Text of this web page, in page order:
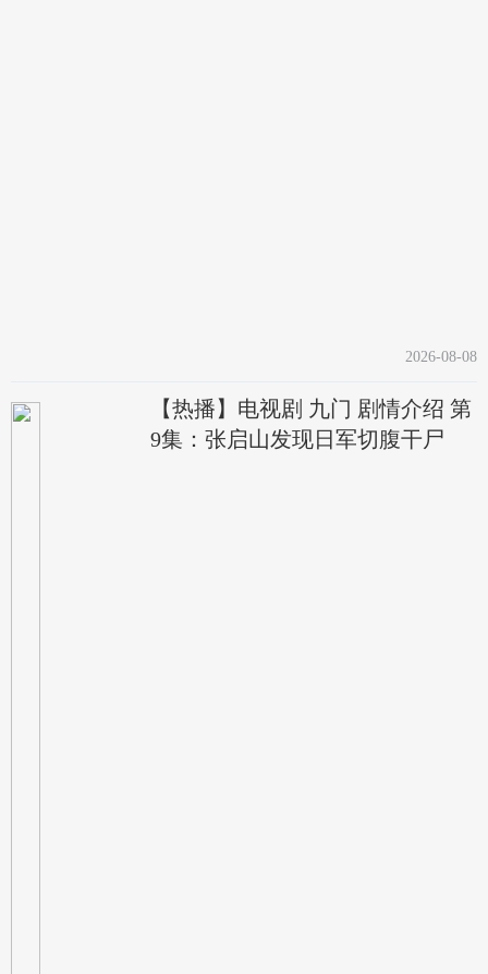
2026-08-08
【热播】电视剧 九门 剧情介绍 第
9集：张启山发现日军切腹干尸